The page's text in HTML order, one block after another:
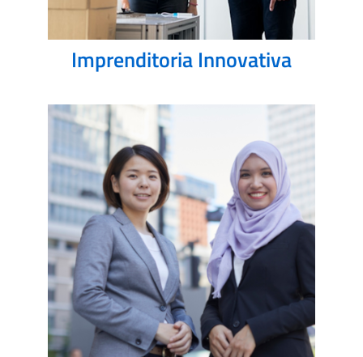
Imprenditoria Innovativa